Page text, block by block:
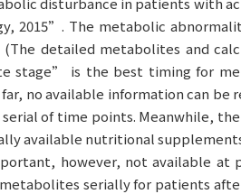
2015”. The metabolic
detailed metabolites and
stage” is the best timing for
no available information can be
of time points. Meanwhile,
available nutritional
however, not available at
serially for patients